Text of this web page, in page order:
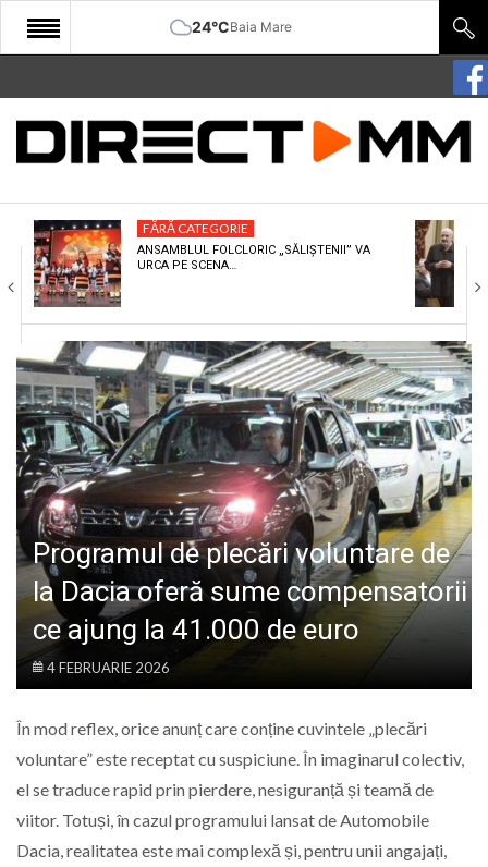
24°CBaia Mare
START
COMUNITATE
CULTURA
ECONOMIE
SANATATE
SPORT
SPECIAL
POLITIC
LIFE
FĂRĂ CATEGORIE
ANSAMBLUL FOLCLORIC „SĂLIȘTENII” VA
URCA PE SCENA…
Programul de plecări voluntare de
la Dacia oferă sume compensatorii
ce ajung la 41.000 de euro
4 FEBRUARIE 2026
În mod reflex, orice anunț care conține cuvintele „plecări
voluntare” este receptat cu suspiciune. În imaginarul colectiv,
el se traduce rapid prin pierdere, nesiguranță și teamă de
viitor. Totuși, în cazul programului lansat de Automobile
Dacia, realitatea este mai complexă și, pentru unii angajați,